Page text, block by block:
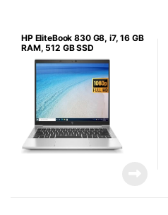
HP EliteBook 830 G8, i7, 16 GB
RAM, 512 GB SSD